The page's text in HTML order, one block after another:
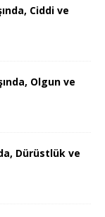
Ciddi ve
Olgun ve
Dürüstlük ve